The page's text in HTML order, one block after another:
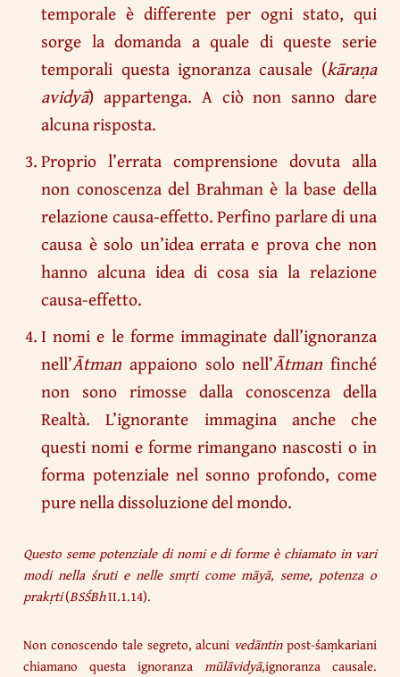
temporale è differente per ogni stato, qui
sorge la domanda a quale di queste serie
temporali questa ignoranza causale (kāraṇa
avidyā) appartenga. A ciò non sanno dare
alcuna risposta.
Proprio l’errata comprensione dovuta alla
non conoscenza del Brahman è la base della
relazione causa-effetto. Perfino parlare di una
causa è solo un’idea errata e prova che non
hanno alcuna idea di cosa sia la relazione
causa-effetto.
I nomi e le forme immaginate dall’ignoranza
nell’Ātmanappaiono solo nell’Ātmanfinché
non sono rimosse dalla conoscenza della
Realtà. L’ignorante immagina anche che
questi nomi e forme rimangano nascosti o in
forma potenziale nel sonno profondo, come
pure nella dissoluzione del mondo.
Questo seme potenziale di nomi e di forme è chiamato in vari
modi nella śruti e nelle smṛti come māyā, seme, potenza o
prakṛti(BSŚBhII.1.14).
Non conoscendo tale segreto, alcuni vedāntinpost-śaṃkariani
chiamano questa ignoranza mūlāvidyā,ignoranza causale.